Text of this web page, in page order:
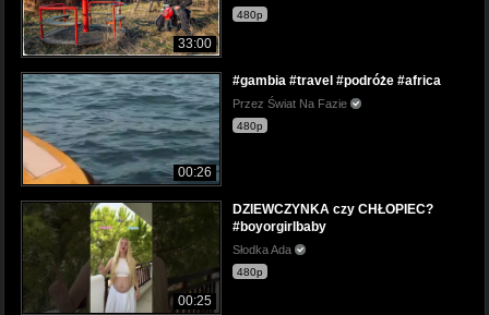
33:00
480p
00:26
#gambia #travel #podróże #africa
Przez Świat Na Fazie
480p
00:25
DZIEWCZYNKA czy CHŁOPIEC?
#boyorgirlbaby
Słodka Ada
480p